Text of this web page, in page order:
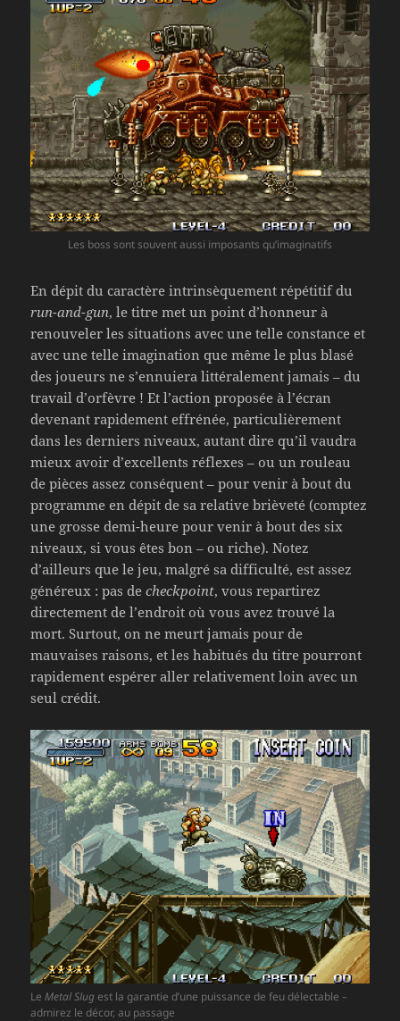
Les boss sont souvent aussi imposants qu’imaginatifs
En dépit du caractère intrinsèquement répétitif du
run-and-gun, le titre met un point d’honneur à
renouveler les situations avec une telle constance et
avec une telle imagination que même le plus blasé
des joueurs ne s’ennuiera littéralement jamais – du
travail d’orfèvre ! Et l’action proposée à l’écran
devenant rapidement effrénée, particulièrement
dans les derniers niveaux, autant dire qu’il vaudra
mieux avoir d’excellents réflexes – ou un rouleau
de pièces assez conséquent – pour venir à bout du
programme en dépit de sa relative brièveté (comptez
une grosse demi-heure pour venir à bout des six
niveaux, si vous êtes bon – ou riche). Notez
d’ailleurs que le jeu, malgré sa difficulté, est assez
généreux : pas decheckpoint, vous repartirez
directement de l’endroit où vous avez trouvé la
mort. Surtout, on ne meurt jamais pour de
mauvaises raisons, et les habitués du titre pourront
rapidement espérer aller relativement loin avec un
seul crédit.
LeMetal Slugest la garantie d’une puissance de feu délectable –
admirez le décor, au passage